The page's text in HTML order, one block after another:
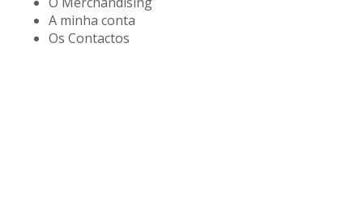
A minha conta
Os Contactos